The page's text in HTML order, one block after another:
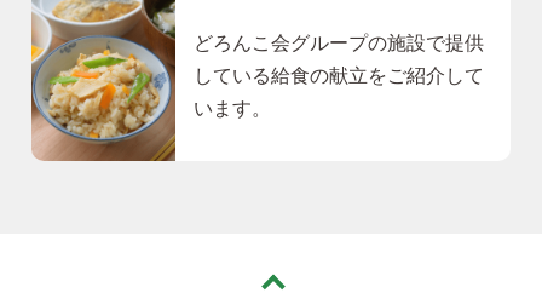
どろんこ会グループの施設で提供
している給食の献立をご紹介して
います。